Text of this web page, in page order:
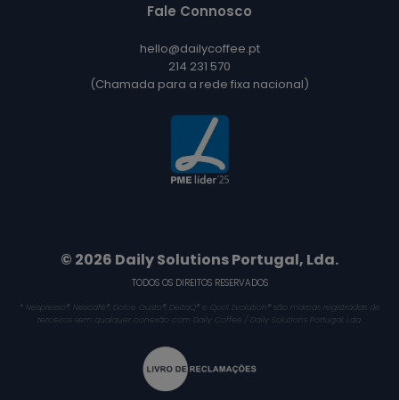
Fale Connosco
hello@dailycoffee.pt
214 231 570
(Chamada para a rede fixa nacional)
© 2026 Daily Solutions Portugal, Lda.
TODOS OS DIREITOS RESERVADOS
* Nespresso®, Nescafé®, Dolce Gusto®, DeltaQ® e Qool Evolution® são marcas registradas de
terceiros sem qualquer conexão com Daily Coffee / Daily Solutions Portugal, Lda.